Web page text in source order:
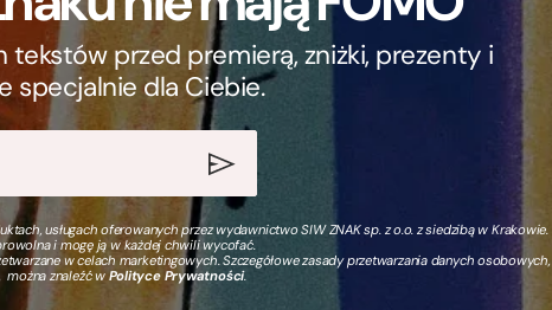
przed premierą, zniżki, prezenty i
specjalnie dla Ciebie.
usługach oferowanych przez wydawnictwo SIW ZNAK sp. z o.o. z siedzibą w Krakowie.
i mogę ją w każdej chwili wycofać.
w celach marketingowych. Szczegółowe zasady przetwarzania danych osobowych,
można znaleźć wPolityce Prywatności.